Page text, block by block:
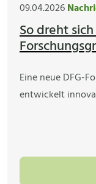
09.04.2026
So dreht
Eine neue DFG-
entwickelt